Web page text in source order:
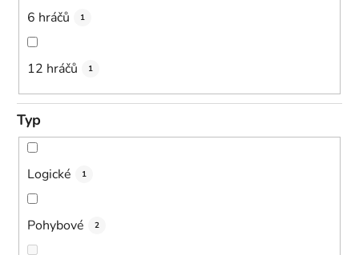
6 hráčů 1
12 hráčů 1
Typ
Logické 1
Pohybové 2